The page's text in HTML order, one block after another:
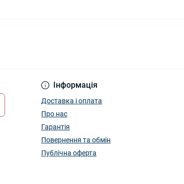
Інформація
Доставка і оплата
Про нас
Гарантія
Повернення та обмін
Публічна оферта